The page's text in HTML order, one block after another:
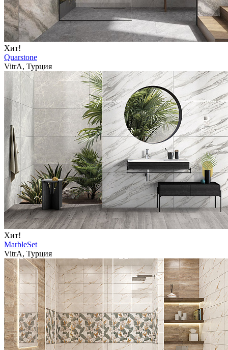
Хит!
Quarstone
VitrA, Турция
Хит!
MarbleSet
VitrA, Турция